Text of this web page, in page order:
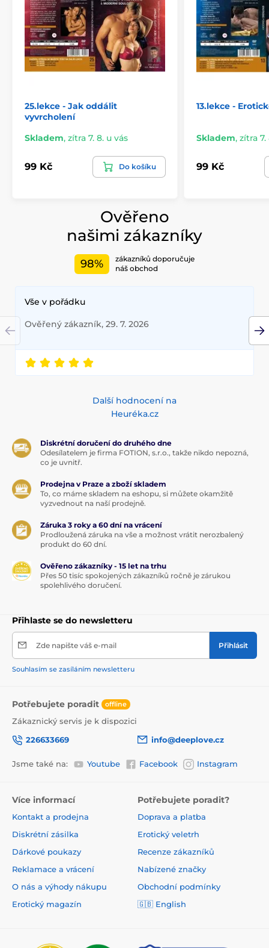
25.lekce - Jak oddálit
vyvrcholení
Skladem, zítra 7. 8. u vás
99 Kč Do košíku
13.lekce -
Skladem, zítra 7.
99 Kč
Ověřeno
našimi zákazníky
98%
zákazníků doporučuje
náš obchod
Vše v pořádku
Ověřený zákazník, 29. 7. 2026
Další hodnocení na
Heuréka.cz
Diskrétní doručení do druhého dne
Odesílatelem je firma FOTION, s.r.o., takže nikdo nepozná,
co je uvnitř.
Prodejna v Praze a zboží skladem
To, co máme skladem na eshopu, si můžete okamžitě
vyzvednout na naší prodejně.
Záruka 3 roky a 60 dní na vrácení
Prodloužená záruka na vše a možnost vrátit nerozbalený
produkt do 60 dní.
Ověřeno zákazníky - 15 let na trhu
Přes 50 tisíc spokojených zákazníků ročně je zárukou
spolehlivého doručení.
Přihlaste se do newsletteru
Zde napište váš e-mail Přihlásit
Souhlasím se zasíláním newsletteru
Potřebujete poradit offline
Zákaznický servis je k dispozici
226633669
info@deeplove.cz
Jsme také na: Youtube Facebook Instagram
Více informací
Kontakt a prodejna
Diskrétní zásilka
Dárkové poukazy
Reklamace a vrácení
O nás a výhody nákupu
Erotický magazín
Potřebujete poradit?
Doprava a platba
Erotický veletrh
Recenze zákazníků
Nabízené značky
Obchodní podmínky
🇬🇧 English